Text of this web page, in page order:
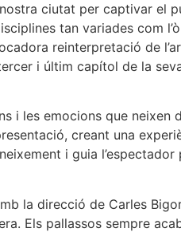
ciutat per captivar el
tan variades com
reinterpretació de
i últim capítol de la
i les emocions que neixen
creant una
i guia l’espectador
la direcció de Carles
Els pallassos sempre